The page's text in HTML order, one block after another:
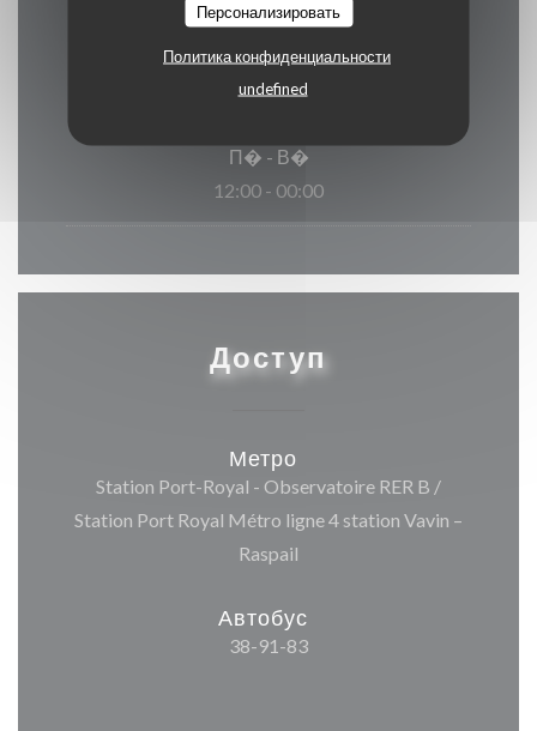
Персонализировать
Политика конфиденциальности
undefined
Часы работы
П� - В�
12:00 - 00:00
Доступ
Метро
Station Port-Royal - Observatoire RER B /
Station Port Royal Métro ligne 4 station Vavin –
Raspail
Автобус
38-91-83